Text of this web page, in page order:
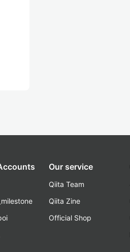
Our service
Qiita Team
Qiita Zine
Official Shop